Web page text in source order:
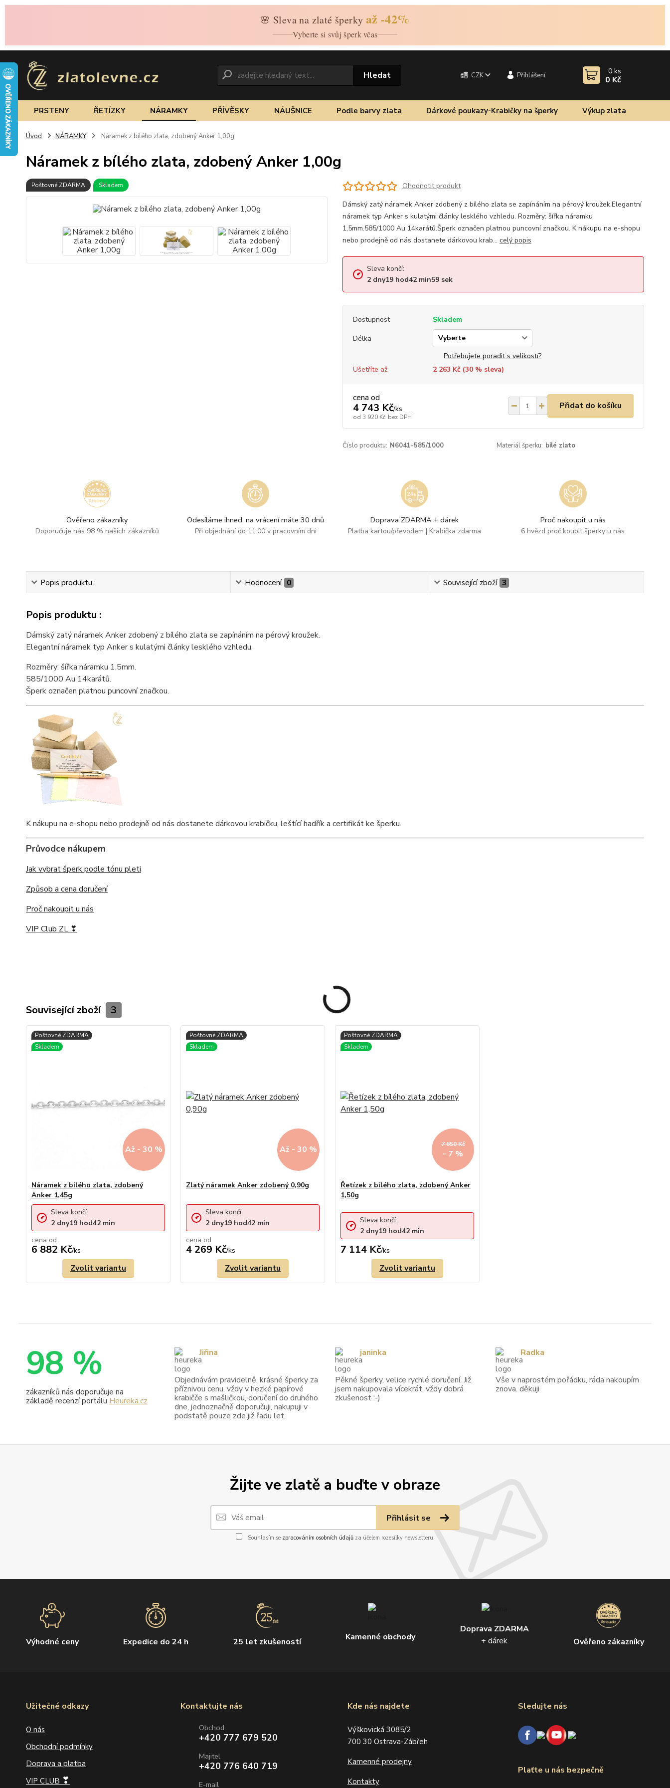
🌸 Sleva na zlaté šperky až -42%
Vyberte si svůj šperk včas
CZK Přihlášení
Hledat 0 ks
0 Kč
PRSTENY ŘETÍZKY NÁRAMKY PŘÍVĚSKY NÁUŠNICE Podle barvy zlata Dárkové poukazy-Krabičky na šperky Výkup zlata
Úvod NÁRAMKY Náramek z bílého zlata, zdobený Anker 1,00g
Náramek z bílého zlata, zdobený Anker 1,00g
Poštovné ZDARMA Skladem
Ohodnotit produkt
Dámský zatý náramek Anker zdobený z bílého zlata se zapínáním na pérový kroužek.Elegantní
náramek typ Anker s kulatými články lesklého vzhledu. Rozměry: šířka náramku
1,5mm.585/1000 Au 14karátů.Šperk označen platnou puncovní značkou. K nákupu na e-shopu
nebo prodejně od nás dostanete dárkovou krab... celý popis
Sleva končí:
2 dny19hod42min59sek
Dostupnost
Skladem
Délka
Potřebujete poradit s velikostí?
Ušetříte až
2 263 Kč (30% sleva)
cena od
4 743 Kč/ks
od 3 920 Kč bez DPH
Přidat do košíku
Číslo produktu: N6041-585/1000 Materiál šperku: bílé zlato
Ověřeno zákazníky
Doporučuje nás 98 % našich zákazníků
Odesíláme ihned, na vrácení máte 30 dnů
Při objednání do 11:00 v pracovním dni
Doprava ZDARMA + dárek
Platba kartou/převodem | Krabička zdarma
Proč nakoupit u nás
6 hvězd proč koupit šperky u nás
Popis produktu : Hodnocení 0 Související zboží 3
Popis produktu :
Dámský zatý náramek Anker zdobený z bílého zlata se zapínáním na pérový kroužek.
Elegantní náramek typ Anker s kulatými články lesklého vzhledu.
Rozměry: šířka náramku 1,5mm.
585/1000 Au 14karátů.
Šperk označen platnou puncovní značkou.
K nákupu na e-shopu nebo prodejně od nás dostanete dárkovou krabičku, leštící hadřík a certifikát ke šperku.
Průvodce nákupem
Jak vybrat šperk podle tónu pleti
Způsob a cena doručení
Proč nakoupit u nás
VIP Club ZL ❣
Související zboží 3
Až - 30 %
Náramek z bílého zlata, zdobený
Anker 1,45g
cena od
6 882 Kč/ks
Sleva končí:
2 dny19 hod42 min
Zvolit variantu
Až - 30 %
Zlatý náramek Anker zdobený 0,90g
cena od
4 269 Kč/ks
Sleva končí:
2 dny19 hod42 min
Zvolit variantu
7 650 Kč
- 7 %
Řetízek z bílého zlata, zdobený Anker
1,50g
7 114 Kč/ks
Sleva končí:
2 dny19 hod42 min
Zvolit variantu
Žijte ve zlatě a buďte v obraze
Přihlásit se
Souhlasím se zpracováním osobních údajůza účelem rozesílky newsletteru.
Výhodné ceny Expedice do 24 h 25 let zkušeností Kamenné obchody
Doprava ZDARMA
+ dárek
Ověřeno zákazníky
Užitečné odkazy
O nás
Obchodní podmínky
Doprava a platba
VIP CLUB ❣
Kde nás najdete
Výškovická 3085/2
700 30 Ostrava-Zábřeh
Kamenné prodejny
Kontakty
Sledujte nás
Plaťte u nás bezpečně
Kontaktujte nás
Obchod
+420 777 679 520
Majitel
+420 776 640 719
E-mail
98 %
zákazníků nás doporučuje na
základě recenzí portálu Heureka.cz
Objednávám pravidelně, krásné šperky za
příznivou cenu, vždy v hezké papírové
krabičče s mašličkou, doručení do druhého
dne, jednoznačně doporučuji, nakupuji v
podstatě pouze zde již řadu let.
Jiřina
Pěkné šperky, velice rychlé doručení. Již
jsem nakupovala vícekrát, vždy dobrá
zkušenost :-)
janinka
Vše v naprostém pořádku, ráda nakoupím
znova. děkuji
Radka